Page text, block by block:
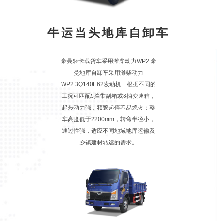
牛运当头地库自卸车
豪曼轻卡载货车采用潍柴动力WP2.豪
曼地库自卸车采用潍柴动力
WP2.3Q140E62发动机，根据不同的
工况可匹配5挡带副箱或8挡变速箱，
起步动力强，频繁起停不易熄火；整
车高度低于2200mm，转弯半径小，
通过性强，适应不同地域地库运输及
乡镇建材转运的需求。